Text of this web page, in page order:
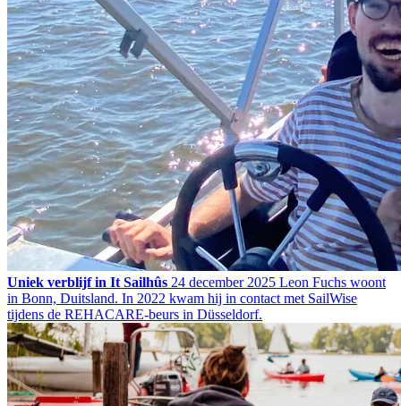
Uniek verblijf in It Sailhûs 24 december 2025 Leon Fuchs woont
in Bonn, Duitsland. In 2022 kwam hij in contact met SailWise
tijdens de REHACARE-beurs in Düsseldorf.